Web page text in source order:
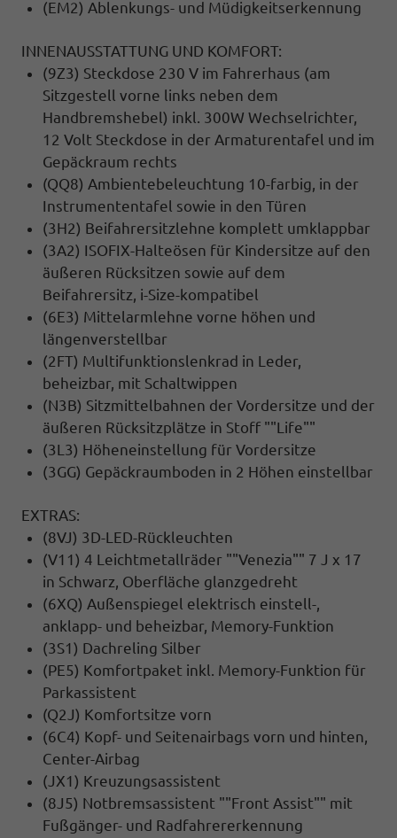
(EM2) Ablenkungs- und Müdigkeitserkennung
INNENAUSSTATTUNG UND KOMFORT:
(9Z3) Steckdose 230 V im Fahrerhaus (am
Sitzgestell vorne links neben dem
Handbremshebel) inkl. 300W Wechselrichter,
12 Volt Steckdose in der Armaturentafel und im
Gepäckraum rechts
(QQ8) Ambientebeleuchtung 10-farbig, in der
Instrumententafel sowie in den Türen
(3H2) Beifahrersitzlehne komplett umklappbar
(3A2) ISOFIX-Halteösen für Kindersitze auf den
äußeren Rücksitzen sowie auf dem
Beifahrersitz, i-Size-kompatibel
(6E3) Mittelarmlehne vorne höhen und
längenverstellbar
(2FT) Multifunktionslenkrad in Leder,
beheizbar, mit Schaltwippen
(N3B) Sitzmittelbahnen der Vordersitze und der
äußeren Rücksitzplätze in Stoff ""Life""
(3L3) Höheneinstellung für Vordersitze
(3GG) Gepäckraumboden in 2 Höhen einstellbar
EXTRAS:
(8VJ) 3D-LED-Rückleuchten
(V11) 4 Leichtmetallräder ""Venezia"" 7 J x 17
in Schwarz, Oberfläche glanzgedreht
(6XQ) Außenspiegel elektrisch einstell-,
anklapp- und beheizbar, Memory-Funktion
(3S1) Dachreling Silber
(PE5) Komfortpaket inkl. Memory-Funktion für
Parkassistent
(Q2J) Komfortsitze vorn
(6C4) Kopf- und Seitenairbags vorn und hinten,
Center-Airbag
(JX1) Kreuzungsassistent
(8J5) Notbremsassistent ""Front Assist"" mit
Fußgänger- und Radfahrererkennung